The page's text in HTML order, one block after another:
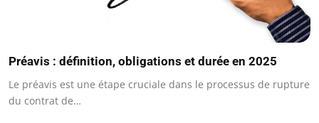
Préavis : définition, obligations et durée en 2025
Le préavis est une étape cruciale dans le processus de rupture
du contrat de…